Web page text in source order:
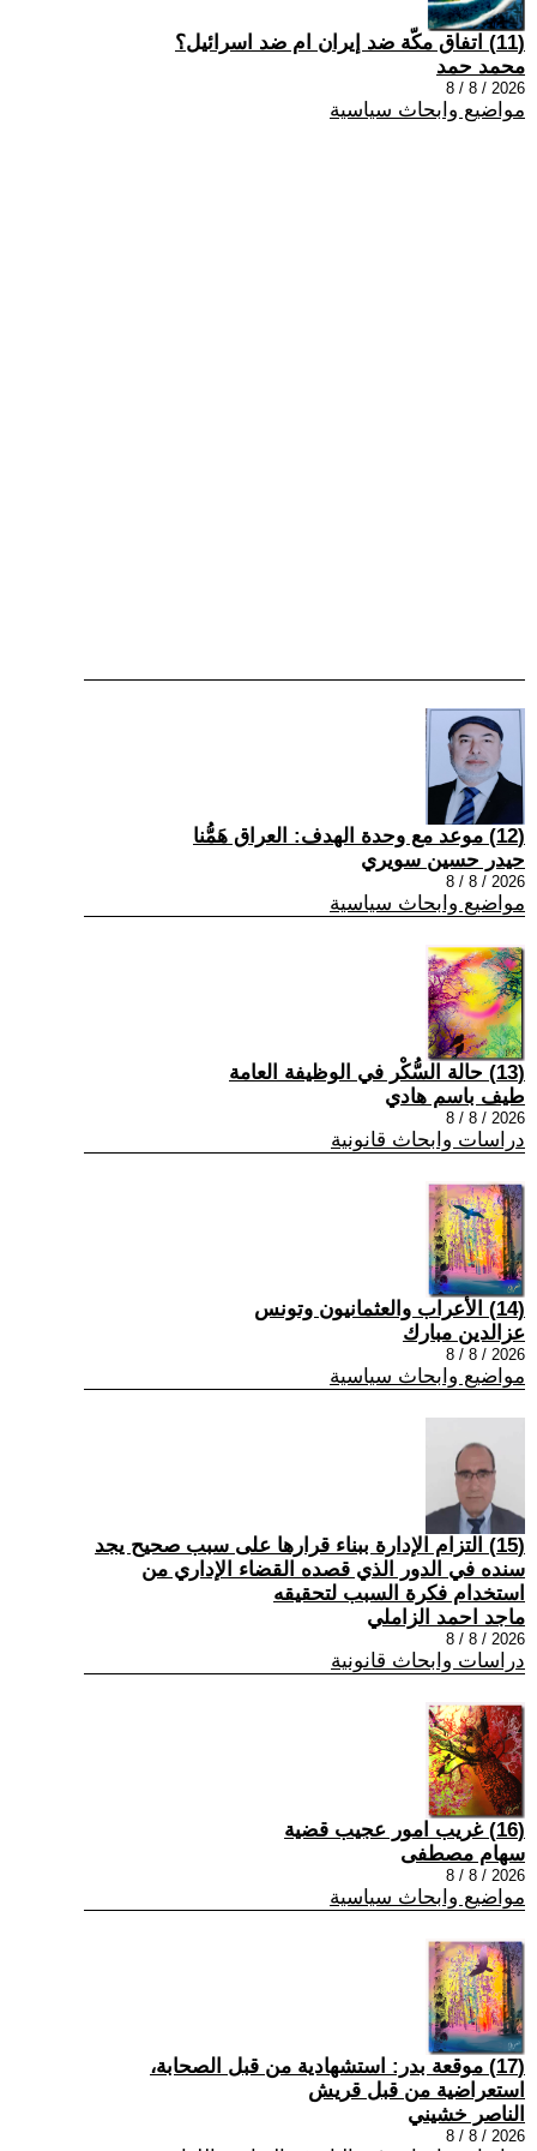
(11) اتفاق مكّة ضد إيران ام ضد اسرائيل؟
محمد حمد
2026 / 8 / 8
مواضيع وابحاث سياسية
(12) موعد مع وحدة الهدف: العراق هَمُّنا
حيدر حسين سويري
2026 / 8 / 8
مواضيع وابحاث سياسية
(13) حالة السُّكْر في الوظيفة العامة
طيف باسم هادي
2026 / 8 / 8
دراسات وابحاث قانونية
(14) الأعراب والعثمانيون وتونس
عزالدين مبارك
2026 / 8 / 8
مواضيع وابحاث سياسية
(15) التزام الإدارة ببناء قرارها على سبب صحیح یجد
سنده في الدور الذي قصده القضاء الإداري من
استخدام فكرة السبب لتحقیقه
ماجد احمد الزاملي
2026 / 8 / 8
دراسات وابحاث قانونية
(16) غريب امور عجيب قضية
سهام مصطفى
2026 / 8 / 8
مواضيع وابحاث سياسية
(17) موقعة بدر: استشهادية من قبل الصحابة،
استعراضية من قبل قريش
الناصر خشيني
2026 / 8 / 8